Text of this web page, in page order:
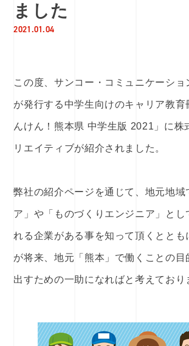
ました
2021.01.04
この度、サンコー・コミュニケーショ
が発行する中学生向けのキャリア教育
んけん！熊本県 中学生版 2021」に株
リエイティブが紹介されました。
弊社の紹介ページを通じて、地元地域
ア」や「ものづくりエンジニア」とし
れる企業がある事を知って頂くととも
が将来、地元「熊本」で働くことの目
出すための一助になればと考えており